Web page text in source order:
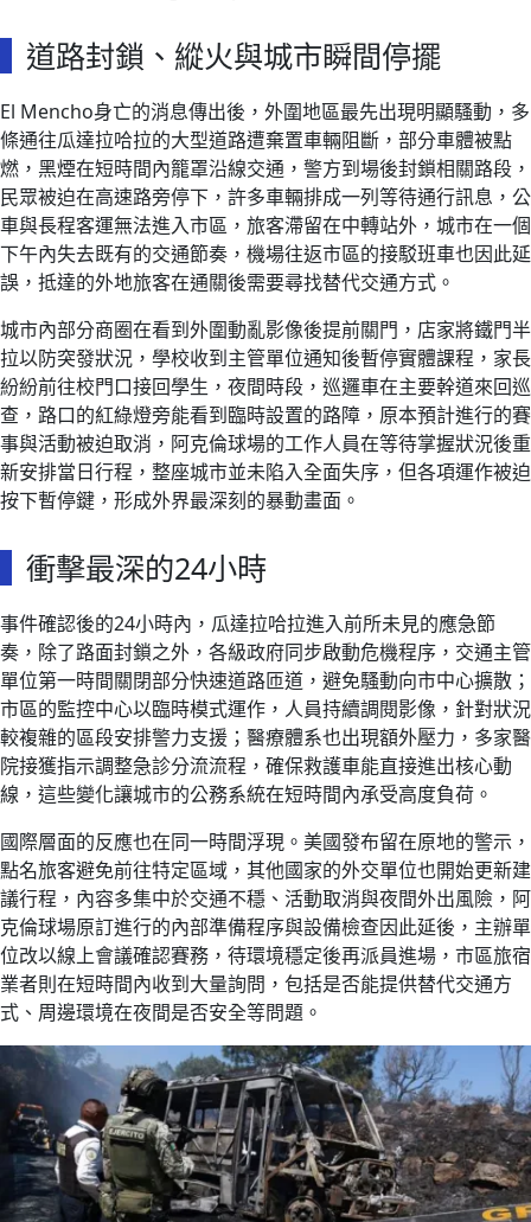
道路封鎖、縱火與城市瞬間停擺
El Mencho身亡的消息傳出後，外圍地區最先出現明顯騷動，多
條通往瓜達拉哈拉的大型道路遭棄置車輛阻斷，部分車體被點
燃，黑煙在短時間內籠罩沿線交通，警方到場後封鎖相關路段，
民眾被迫在高速路旁停下，許多車輛排成一列等待通行訊息，公
車與長程客運無法進入市區，旅客滯留在中轉站外，城市在一個
下午內失去既有的交通節奏，機場往返市區的接駁班車也因此延
誤，抵達的外地旅客在通關後需要尋找替代交通方式。
城市內部分商圈在看到外圍動亂影像後提前關門，店家將鐵門半
拉以防突發狀況，學校收到主管單位通知後暫停實體課程，家長
紛紛前往校門口接回學生，夜間時段，巡邏車在主要幹道來回巡
查，路口的紅綠燈旁能看到臨時設置的路障，原本預計進行的賽
事與活動被迫取消，阿克倫球場的工作人員在等待掌握狀況後重
新安排當日行程，整座城市並未陷入全面失序，但各項運作被迫
按下暫停鍵，形成外界最深刻的暴動畫面。
衝擊最深的24小時
事件確認後的24小時內，瓜達拉哈拉進入前所未見的應急節
奏，除了路面封鎖之外，各級政府同步啟動危機程序，交通主管
單位第一時間關閉部分快速道路匝道，避免騷動向市中心擴散；
市區的監控中心以臨時模式運作，人員持續調閱影像，針對狀況
較複雜的區段安排警力支援；醫療體系也出現額外壓力，多家醫
院接獲指示調整急診分流流程，確保救護車能直接進出核心動
線，這些變化讓城市的公務系統在短時間內承受高度負荷。
國際層面的反應也在同一時間浮現。美國發布留在原地的警示，
點名旅客避免前往特定區域，其他國家的外交單位也開始更新建
議行程，內容多集中於交通不穩、活動取消與夜間外出風險，阿
克倫球場原訂進行的內部準備程序與設備檢查因此延後，主辦單
位改以線上會議確認賽務，待環境穩定後再派員進場，市區旅宿
業者則在短時間內收到大量詢問，包括是否能提供替代交通方
式、周邊環境在夜間是否安全等問題。